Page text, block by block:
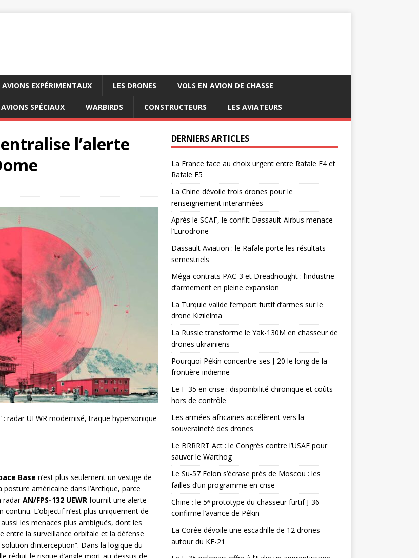
AVIONS EXPÉRIMENTAUX LES DRONES VOLS EN AVION DE CHASSE
AVIONS SPÉCIAUX WARBIRDS CONSTRUCTEURS LES AVIATEURS
l’alerte
radar UEWR modernisé, traque hypersonique
Base n’est plus seulement un vestige de
américaine dans l’Arctique, parce
radarAN/FPS-132 UEWR fournit une alerte
L’objectif n’est plus uniquement de
les menaces plus ambiguës, dont les
entre la surveillance orbitale et la défense
d’interception”. Dans la logique du
DERNIERS ARTICLES
La France face au choix urgent entre Rafale F4 et
Rafale F5
La Chine dévoile trois drones pour le
renseignement interarmées
Après le SCAF, le conflit Dassault-Airbus menace
l’Eurodrone
Dassault Aviation : le Rafale porte les résultats
semestriels
Méga-contrats PAC-3 et Dreadnought : l’industrie
d’armement en pleine expansion
La Turquie valide l’emport furtif d’armes sur le
drone Kızılelma
La Russie transforme le Yak-130M en chasseur de
drones ukrainiens
Pourquoi Pékin concentre ses J-20 le long de la
frontière indienne
Le F-35 en crise : disponibilité chronique et coûts
hors de contrôle
Les armées africaines accélèrent vers la
souveraineté des drones
Le BRRRRT Act : le Congrès contre l’USAF pour
sauver le Warthog
Le Su-57 Felon s’écrase près de Moscou : les
failles d’un programme en crise
Chine : le 5ᵉ prototype du chasseur furtif J-36
confirme l’avance de Pékin
La Corée dévoile une escadrille de 12 drones
autour du KF-21